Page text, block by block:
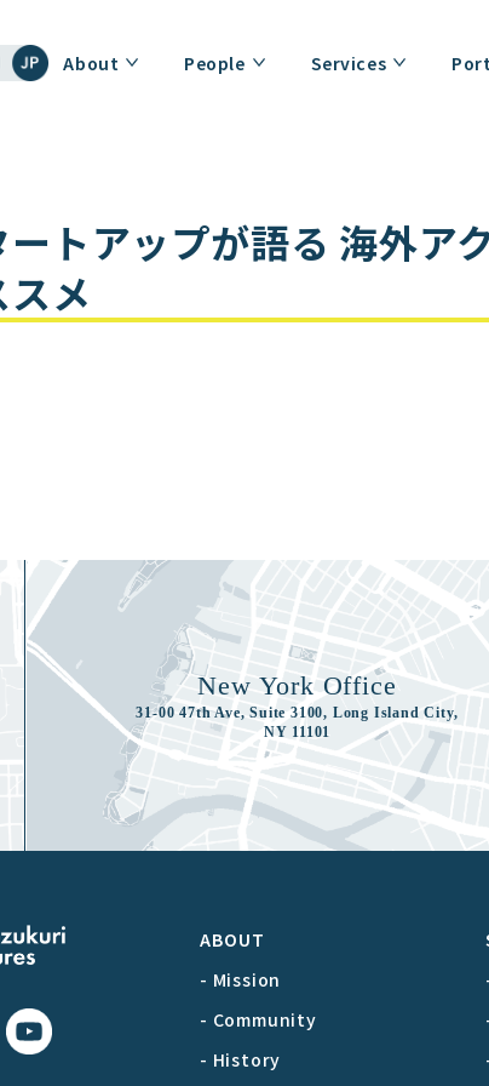
About People Services
トアップが語る 海外ア
メ
New York Office
31-00 47th Ave, Suite 3100, Long Island City,
NY 11101
ABOUT
- Mission
- Community
- History